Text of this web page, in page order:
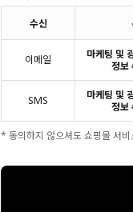
수신
이메일
마케팅 및
정보
SMS
마케팅 및
정보
* 동의하지 않으셔도 쇼핑몰 서